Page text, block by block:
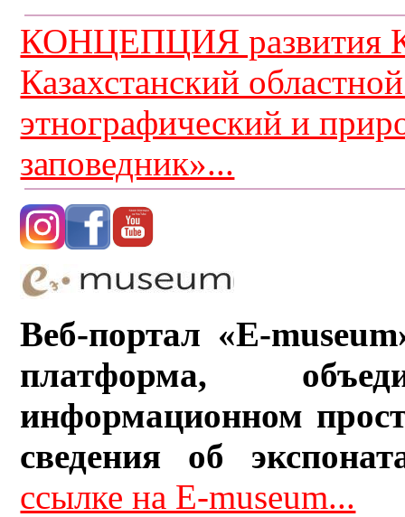
КОНЦЕПЦИЯ развития
Казахстанский
этнографический и
заповедник»...
Веб-портал «E-
платформа,
информационном
сведения об
ссылке на E-museum...